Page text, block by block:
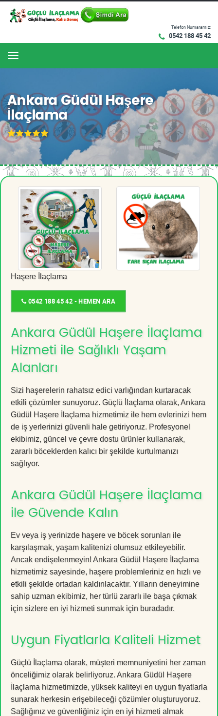
Telefon Numaramız:
0542 188 45 42
Menu
Ankara Güdül Haşere
İlaçlama
Haşere İlaçlama
0542 188 45 42 - HEMEN ARA
Ankara Güdül Haşere İlaçlama
Hizmeti ile Sağlıklı Yaşam
Alanları
Sizi haşerelerin rahatsız edici varlığından kurtaracak
etkili çözümler sunuyoruz. Güçlü İlaçlama olarak, Ankara
Güdül Haşere İlaçlama hizmetimiz ile hem evlerinizi hem
de iş yerlerinizi güvenli hale getiriyoruz. Profesyonel
ekibimiz, güncel ve çevre dostu ürünler kullanarak,
zararlı böceklerden kalıcı bir şekilde kurtulmanızı
sağlıyor.
Ankara Güdül Haşere İlaçlama
ile Güvende Kalın
Ev veya iş yerinizde haşere ve böcek sorunları ile
karşılaşmak, yaşam kalitenizi olumsuz etkileyebilir.
Ancak endişelenmeyin! Ankara Güdül Haşere İlaçlama
hizmetimiz sayesinde, haşere problemleriniz en hızlı ve
etkili şekilde ortadan kaldırılacaktır. Yılların deneyimine
sahip uzman ekibimiz, her türlü zararlı ile başa çıkmak
için sizlere en iyi hizmeti sunmak için buradadır.
Uygun Fiyatlarla Kaliteli Hizmet
Güçlü İlaçlama olarak, müşteri memnuniyetini her zaman
önceliğimiz olarak belirliyoruz. Ankara Güdül Haşere
İlaçlama hizmetimizde, yüksek kaliteyi en uygun fiyatlarla
sunarak herkesin erişebileceği çözümler oluşturuyoruz.
Sağlığınız ve güvenliğiniz için en iyi hizmeti almak